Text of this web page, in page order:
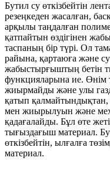
Бутил су өткізбейтін
резеңкеден жасалған,
арқылы таңдалған
қатпайтын өздігінен
таспаның бір түрі. Ол
райына, қартаюға және
жабыстырғыштың бетін
функцияларына ие. Өнім
жиырмайды және улы
қатып қалмайтындықтан,
мен жиырылуын және
қадағалайды. Бұл өте
тығыздағыш материал.
өткізбейтін, ылғалға
материал.